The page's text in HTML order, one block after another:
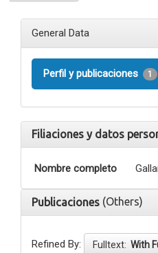
General Data
Perfil y publicaciones 1
Filiaciones y datos
Nombre completo
Publicaciones (Others)
Refined By: Fulltext: With